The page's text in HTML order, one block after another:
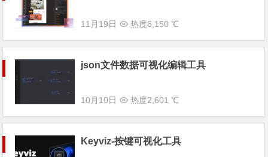
11月19日 热度6,150 ℃
json文件数据可视化编辑工具
10月10日 热度2,601 ℃
Keyviz-按键可视化工具